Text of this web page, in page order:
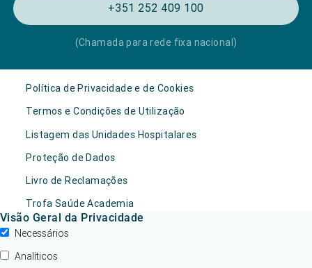
+351 252 409 100
(Chamada para rede fixa nacional)
Política de Privacidade e de Cookies
Termos e Condições de Utilização
Listagem das Unidades Hospitalares
Proteção de Dados
Livro de Reclamações
Trofa Saúde Academia
Visão Geral da Privacidade
Necessários
Analíticos